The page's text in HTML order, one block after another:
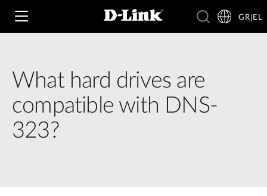
Wi‑Fi
4G & 5G
Switching
GR|EL
What hard drives are
compatible with DNS-
323?